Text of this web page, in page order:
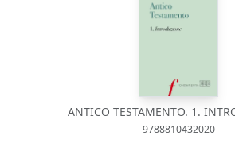
ANTICO TESTAMENTO. 1.
9788810432020